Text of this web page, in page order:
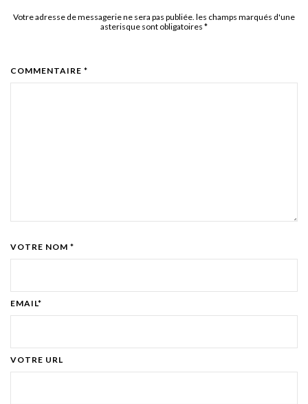
Votre adresse de messagerie ne sera pas publiée. les champs marqués d'une
asterisque sont obligatoires *
COMMENTAIRE *
VOTRE NOM *
EMAIL*
VOTRE URL